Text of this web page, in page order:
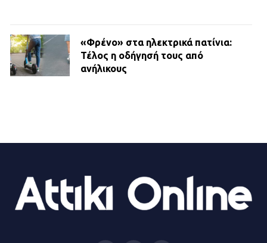
«Φρένο» στα ηλεκτρικά πατίνια:
Τέλος η οδήγησή τους από
ανήλικους
Βριλήσσια: Αυτοκίνητο έσπασε
τζαμαρία και μπήκε μέσα σε μαγαζί